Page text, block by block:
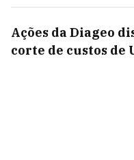
Ações da Diageo
corte de custos de